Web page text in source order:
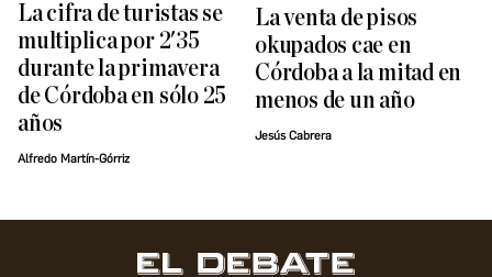
La cifra de turistas se
multiplica por 2'35
durante la primavera
de Córdoba en sólo 25
años
Alfredo Martín-Górriz
La venta de pisos
okupados cae en
Córdoba a la mitad en
menos de un año
Jesús Cabrera